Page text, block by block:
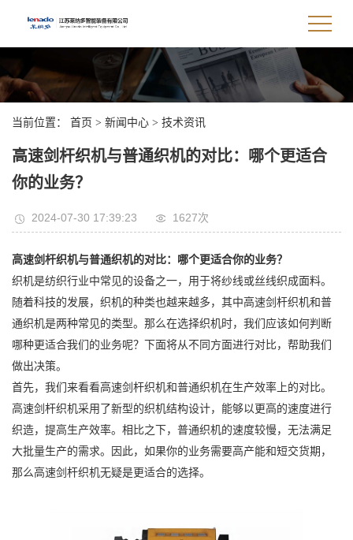
当前位置： 首页 > 新闻中心 > 技术资讯
高速剑杆织机与普通织机的对比：哪个更适合
你的业务？
2024-07-30 17:39:23 1627次
高速剑杆织机与普通织机的对比：哪个更适合你的业务？
织机是纺织行业中常见的设备之一，用于将纱线或丝线织成面料。
随着科技的发展，织机的种类也越来越多，其中高速剑杆织机和普
通织机是两种常见的类型。那么在选择织机时，我们应该如何判断
哪种更适合我们的业务呢？下面将从不同方面进行对比，帮助我们
做出决策。
首先，我们来看看高速剑杆织机和普通织机在生产效率上的对比。
高速剑杆织机采用了新型的织机结构设计，能够以更高的速度进行
织造，提高生产效率。相比之下，普通织机的速度较慢，无法满足
大批量生产的需求。因此，如果你的业务需要高产能和短交货期，
那么高速剑杆织机无疑是更适合的选择。